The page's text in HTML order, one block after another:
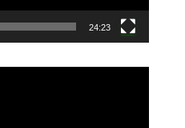
24:23